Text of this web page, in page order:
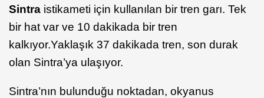
Sintra istikameti için kullanılan bir tren garı. Tek
bir hat var ve 10 dakikada bir tren
kalkıyor.Yaklaşık 37 dakikada tren, son durak
olan Sintra’ya ulaşıyor.
Sintra’nın bulunduğu noktadan, okyanus